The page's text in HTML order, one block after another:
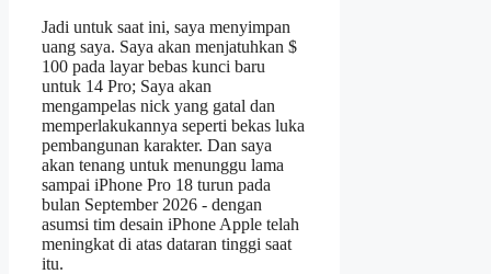
Jadi untuk saat ini, saya menyimpan
uang saya. Saya akan menjatuhkan $
100 pada layar bebas kunci baru
untuk 14 Pro; Saya akan
mengampelas nick yang gatal dan
memperlakukannya seperti bekas luka
pembangunan karakter. Dan saya
akan tenang untuk menunggu lama
sampai iPhone Pro 18 turun pada
bulan September 2026 - dengan
asumsi tim desain iPhone Apple telah
meningkat di atas dataran tinggi saat
itu.